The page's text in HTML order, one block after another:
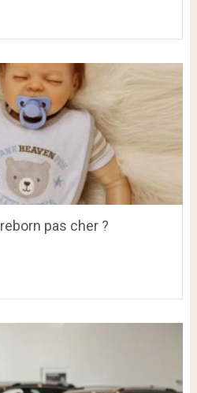
pas cher ?